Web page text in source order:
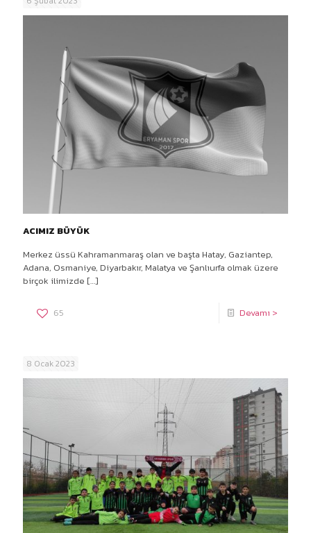
ACIMIZ BÜYÜK
Merkez üssü Kahramanmaraş olan ve başta Hatay, Gaziantep,
Adana, Osmaniye, Diyarbakır, Malatya ve Şanlıurfa olmak üzere
birçok ilimizde […]
65 Devamı >
8 Ocak 2023